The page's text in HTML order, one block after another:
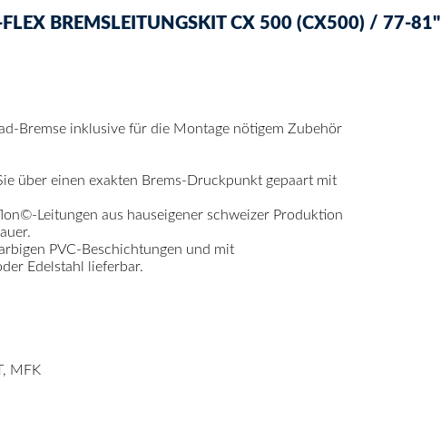
BREMSLEITUNGSKIT CX 500 (CX500) / 77-81"
Bremse inklusive für die Montage nötigem Zubehör
über einen exakten Brems-Druckpunkt gepaart mit
Leitungen aus hauseigener schweizer Produktion
PVC-Beschichtungen und mit
Edelstahl lieferbar.
MFK